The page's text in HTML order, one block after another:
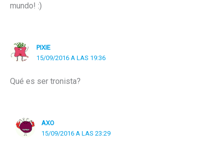
mundo! :)
PIXIE
15/09/2016 A LAS 19:36
Qué es ser tronista?
AXO
15/09/2016 A LAS 23:29